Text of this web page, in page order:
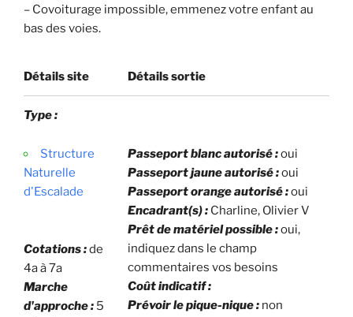
– Covoiturage impossible, emmenez votre enfant au
bas des voies.
Détails site Détails sortie
Type :
Structure
Naturelle
d'Escalade
Cotations :de
4a à 7a
Marche
d'approche : 5
Passeport blanc autorisé :oui
Passeport jaune autorisé :oui
Passeport orange autorisé :oui
Encadrant(s) : Charline, Olivier V
Prêt de matériel possible :oui,
indiquez dans le champ
commentaires vos besoins
Coût indicatif :
Prévoir le pique-nique : non